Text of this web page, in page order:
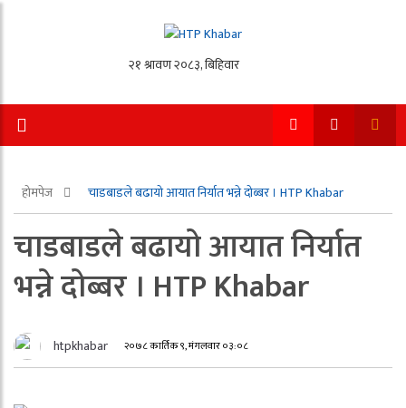
होमपेज चाडबाडले बढायो आयात निर्यात भन्ने दोब्बर । HTP Khabar
चाडबाडले बढायो आयात निर्यात
भन्ने दोब्बर । HTP Khabar
htpkhabar २०७८ कार्तिक ९, मंगलवार ०३:०८